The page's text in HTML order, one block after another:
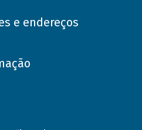
e endereços